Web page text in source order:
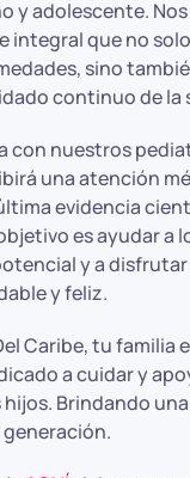
y adolescente.
integral que no
sino
continuo de la
con nuestros
una atención
evidencia
es ayudar a
y a
y feliz.
Caribe, tu familia
a cuidar y
Brindando